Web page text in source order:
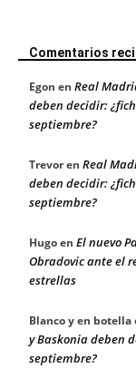
Comentarios
Egon en Real
deben decidir:
septiembre?
Trevoren Real
deben decidir:
septiembre?
Hugoen El nuevo
Obradovic ante el
estrellas
Blanco y en botella
y Baskonia deben
septiembre?